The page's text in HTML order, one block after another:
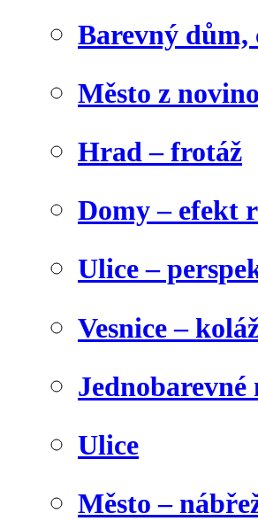
Barevný dům,
Město z
Hrad – frotáž
Domy – efekt
Ulice –
Vesnice –
Jednobarevné
Ulice
Město –